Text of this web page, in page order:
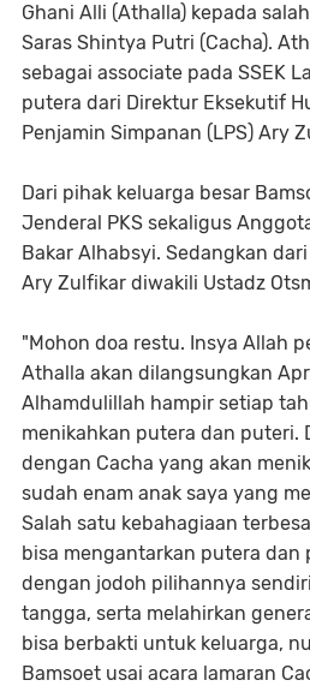
Ghani Alli (Athalla) kepada
Saras Shintya Putri (Cacha).
sebagai associate pada SSEK
putera dari Direktur Eksekutif
Penjamin Simpanan (LPS) Ary
Dari pihak keluarga besar
Jenderal PKS sekaligus
Bakar Alhabsyi. Sedangkan
Ary Zulfikar diwakili Ustadz
"Mohon doa restu. Insya Allah
Athalla akan dilangsungkan
Alhamdulillah hampir setiap
menikahkan putera dan puteri.
dengan Cacha yang akan
sudah enam anak saya yang
Salah satu kebahagiaan
bisa mengantarkan putera dan
dengan jodoh pilihannya
tangga, serta melahirkan
bisa berbakti untuk keluarga,
Bamsoet usai acara lamaran